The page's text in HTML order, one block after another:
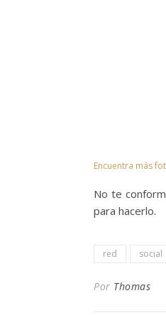
Encuentra más
No te
para hacerlo.
red social
Por Thomas